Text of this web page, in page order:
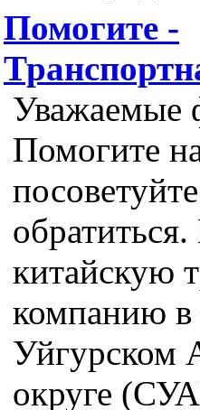
Помогите -
Уважаемые
Помогите
китайскую
компанию в
Уйгурском
округе